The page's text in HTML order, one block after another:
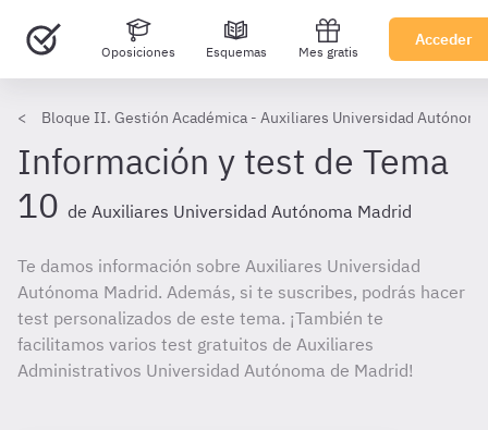
Oposiciones Esquemas Mes gratis
Acceder
Bloque II. Gestión Académica - Auxiliares Universidad
Información y test de Tema
10 de Auxiliares Universidad Autónoma Madrid
Te damos información sobre Auxiliares Universidad
Autónoma Madrid. Además, si te suscribes, podrás hacer
test personalizados de este tema. ¡También te
facilitamos varios test gratuitos de Auxiliares
Administrativos Universidad Autónoma de Madrid!